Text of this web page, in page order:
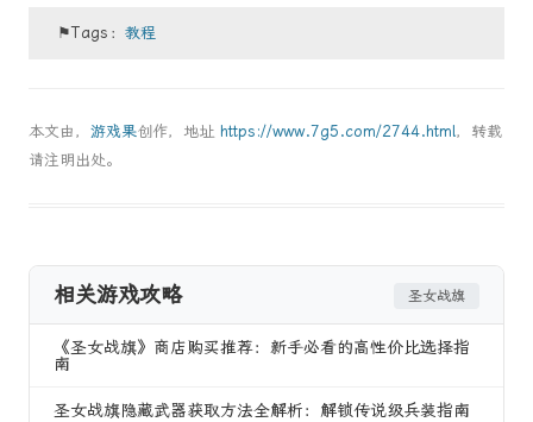
⚑Tags：教程
本文由， 游戏果创作，地址 https://www.7g5.com/2744.html，转载
请注明出处。
相关游戏攻略 圣女战旗
《圣女战旗》商店购买推荐：新手必看的高性价比选择指
南
圣女战旗隐藏武器获取方法全解析：解锁传说级兵装指南